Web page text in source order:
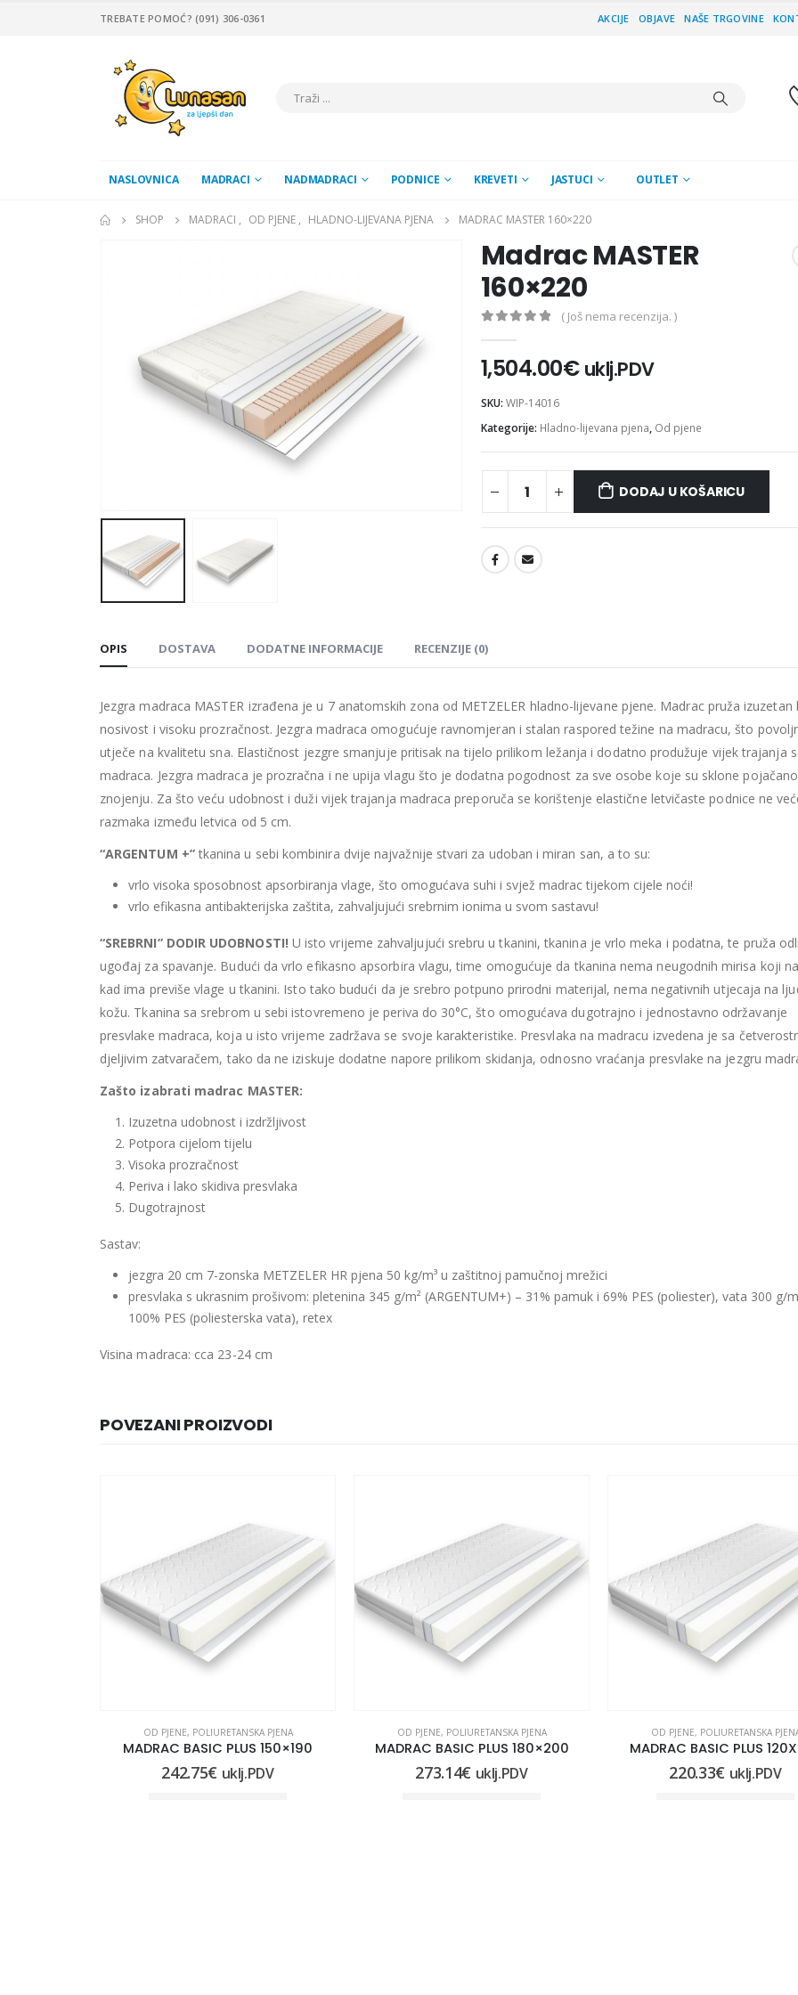
TREBATE POMOĆ? (091) 306-0361 AKCIJE OBJAVE NAŠE TRGOVINE
NASLOVNICA MADRACI NADMADRACI PODNICE KREVETI JASTUCI OUTLET
SHOP MADRACI , OD PJENE , HLADNO-LIJEVANA PJENA MADRAC MASTER 160×220
Madrac MASTER
160×220
( Još nema recenzija. )
1,504.00€ uklj.PDV
SKU: WIP-14016
Kategorije: Hladno-lijevana pjena, Od pjene
DODAJ U KOŠARICU
OPIS DOSTAVA DODATNE INFORMACIJE RECENZIJE (0)
Jezgra madraca MASTER izrađena je u 7 anatomskih zona od METZELER hladno-lijevane pjene. Madrac pruža
nosivost i visoku prozračnost. Jezgra madraca omogućuje ravnomjeran i stalan raspored težine na madracu, što
utječe na kvalitetu sna. Elastičnost jezgre smanjuje pritisak na tijelo prilikom ležanja i dodatno produžuje vijek trajanja
madraca. Jezgra madraca je prozračna i ne upija vlagu što je dodatna pogodnost za sve osobe koje su sklone
znojenju. Za što veću udobnost i duži vijek trajanja madraca preporuča se korištenje elastične letvičaste podnice ne
razmaka između letvica od 5 cm.
“ARGENTUM +”tkanina u sebi kombinira dvije najvažnije stvari za udoban i miran san, a to su:
vrlo visoka sposobnost apsorbiranja vlage, što omogućava suhi i svjež madrac tijekom cijele noći!
vrlo efikasna antibakterijska zaštita, zahvaljujući srebrnim ionima u svom sastavu!
“SREBRNI” DODIR UDOBNOSTI! U isto vrijeme zahvaljujući srebru u tkanini, tkanina je vrlo meka i podatna, te pruža
ugođaj za spavanje. Budući da vrlo efikasno apsorbira vlagu, time omogućuje da tkanina nema neugodnih mirisa koji
kad ima previše vlage u tkanini. Isto tako budući da je srebro potpuno prirodni materijal, nema negativnih utjecaja na
kožu. Tkanina sa srebrom u sebi istovremeno je periva do 30°C, što omogućava dugotrajno i jednostavno održavanje
presvlake madraca, koja u isto vrijeme zadržava se svoje karakteristike. Presvlaka na madracu izvedena je sa
djeljivim zatvaračem, tako da ne iziskuje dodatne napore prilikom skidanja, odnosno vraćanja presvlake na jezgru
Zašto izabrati madrac MASTER:
Izuzetna udobnost i izdržljivost
Potpora cijelom tijelu
Visoka prozračnost
Periva i lako skidiva presvlaka
Dugotrajnost
Sastav:
jezgra 20 cm 7-zonska METZELER HR pjena 50 kg/m³ u zaštitnoj pamučnoj mrežici
presvlaka s ukrasnim prošivom: pletenina 345 g/m² (ARGENTUM+) – 31% pamuk i 69% PES (poliester), vata 300 g/
100% PES (poliesterska vata), retex
Visina madraca: cca 23-24 cm
Madrac MISTER ELEGANCE 90x220
0out of 5
475.26€
475.26
0out of 5
435.66 €
392.09€uklj.PDV
Najniža cijena u zadnjih 30
dana:
435.66 €
Madrac MISTER ELEGANCE 90x200
0out of 5
396.06€
Najniža cijena u zadnjih 30
396.06€
Ušteda : 39.61€
0out of 5
435.66 €
392.09€
Najniža cijena
dana:
435.66€
Najniža cijena
396.06€
Ušteda : 39.61€
POVEZANI PROIZVODI
OD PJENE, POLIURETANSKA PJENA
MADRAC BASIC PLUS 150×190
242.75€ uklj.PDV
OD PJENE, POLIURETANSKA PJENA
MADRAC BASIC PLUS 180×200
273.14€ uklj.PDV
OD PJENE, POLIURETANSKA
MADRAC BASIC PLUS
220.33€ uklj.PDV